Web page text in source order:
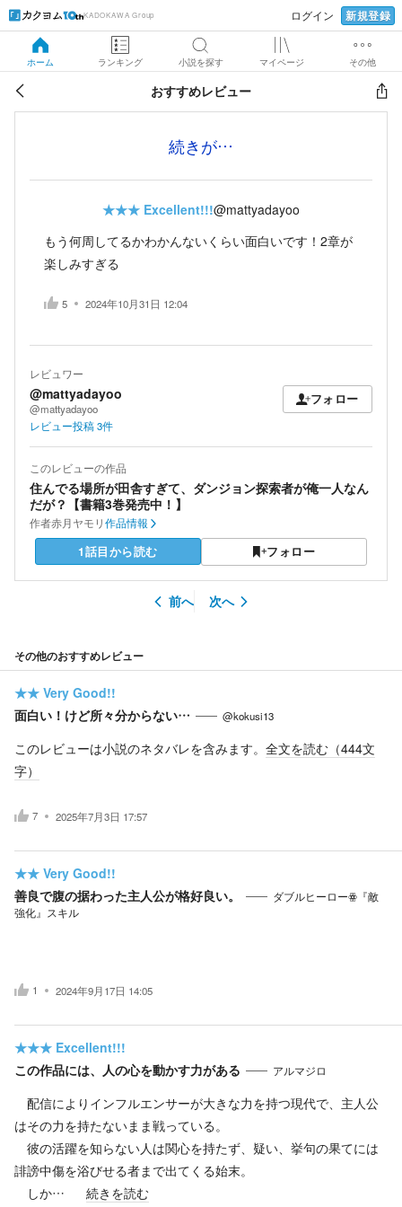
KADOKAWA Group ログイン 新規登録
ホーム ランキング 小説を探す マイページ その他
おすすめレビュー
続きが…
★★★ Excellent!!!@mattyadayoo
もう何周してるかわかんないくらい面白いです！2章が
楽しみすぎる
5 2024年10月31日 12:04
レビュワー
@mattyadayoo
@mattyadayoo
フォロー
レビュー投稿3件
このレビューの作品
住んでる場所が田舎すぎて、ダンジョン探索者が俺一人なん
だが？【書籍3巻発売中！】
作者赤月ヤモリ作品情報
1話目から読む フォロー
前へ 次へ
その他のおすすめレビュー
★★ Very Good!!
面白い！けど所々分からない…
@kokusi13
このレビューは小説のネタバレを含みます。 全文を読む（444文
字）
7 2025年7月3日 17:57
★★ Very Good!!
善良で腹の据わった主人公が格好良い。
ダブルヒーローꙮ『敵
強化』スキル
1 2024年9月17日 14:05
★★★ Excellent!!!
この作品には、人の心を動かす力がある
アルマジロ
配信によりインフルエンサーが大きな力を持つ現代で、主人公
はその力を持たないまま戦っている。
彼の活躍を知らない人は関心を持たず、疑い、挙句の果てには
誹謗中傷を浴びせる者まで出てくる始末。
しか…
続きを読む